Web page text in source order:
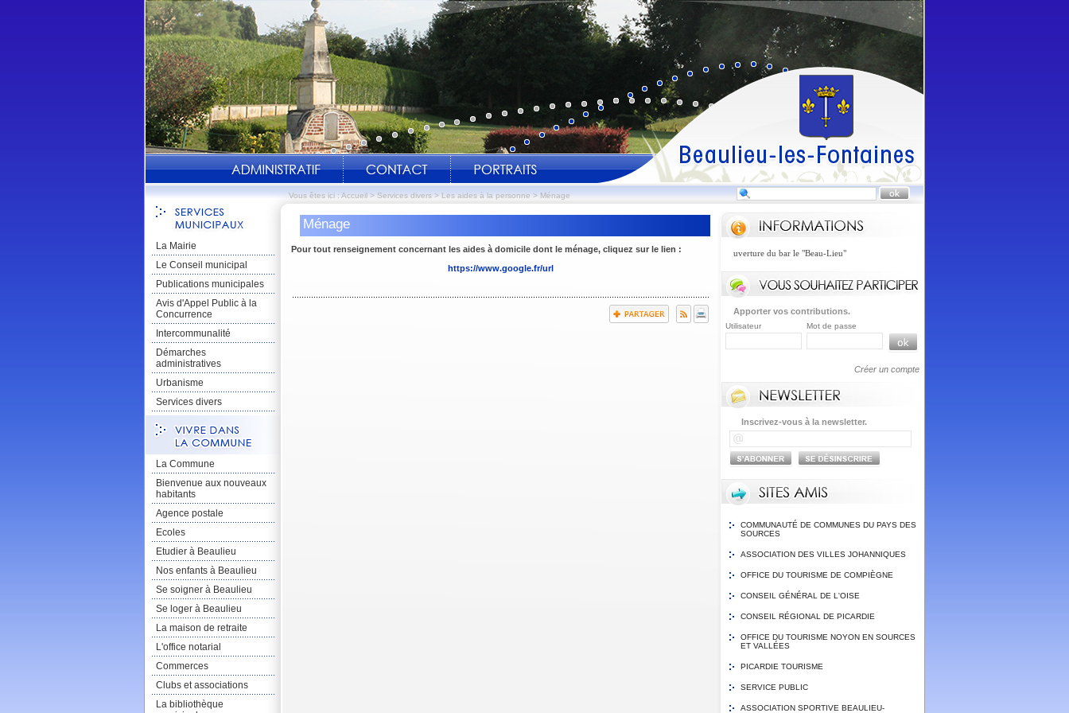
Vous êtes ici : Accueil > Services divers > Les aides à la personne > Ménage
La Mairie
Le Conseil municipal
Publications municipales
Avis d'Appel Public à la
Concurrence
Intercommunalité
Démarches
administratives
Urbanisme
Services divers
La Commune
Bienvenue aux nouveaux
habitants
Agence postale
Ecoles
Etudier à Beaulieu
Nos enfants à Beaulieu
Se soigner à Beaulieu
Se loger à Beaulieu
La maison de retraite
L'office notarial
Commerces
Clubs et associations
La bibliothèque
Ménage
Pour tout renseignement concernant les aides à domicile dont le ménage, cliquez sur le lien :
https://www.google.fr/url
ci-joint les horaires et jours d'ouverture du bar le "Beau-Lieu"
Apporter vos contributions.
Utilisateur Mot de passe
Créer un compte
Inscrivez-vous à la newsletter.
COMMUNAUTÉ DE COMMUNES DU PAYS DES
SOURCES
ASSOCIATION DES VILLES JOHANNIQUES
OFFICE DU TOURISME DE COMPIÈGNE
CONSEIL GÉNÉRAL DE L'OISE
CONSEIL RÉGIONAL DE PICARDIE
OFFICE DU TOURISME NOYON EN SOURCES
ET VALLÉES
PICARDIE TOURISME
SERVICE PUBLIC
ASSOCIATION SPORTIVE BEAULIEU-